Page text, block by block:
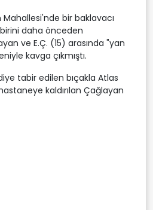
bir baklavacı
daha önceden
ve E.Ç. (15) arasında "yan
kavga çıkmıştı.
tabir edilen bıçakla Atlas
kaldırılan Çağlayan